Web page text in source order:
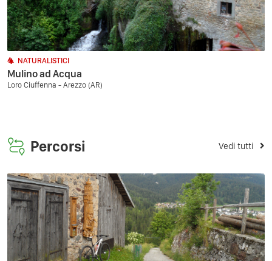
NATURALISTICI
Mulino ad Acqua
Loro Ciuffenna - Arezzo (AR)
Percorsi Vedi tutti